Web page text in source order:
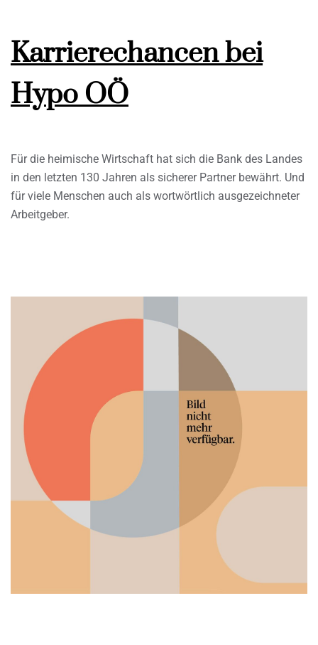
Karrierechancen bei
Hypo OÖ
Für die heimische Wirtschaft hat sich die Bank des Landes
in den letzten 130 Jahren als sicherer Partner bewährt. Und
für viele Menschen auch als wortwörtlich ausgezeichneter
Arbeitgeber.